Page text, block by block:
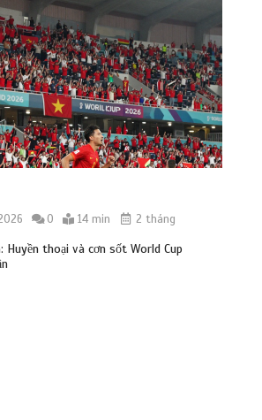
0 14 min 2 tháng
thoại và cơn sốt World Cup